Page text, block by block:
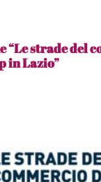
“Le strade del
in Lazio”